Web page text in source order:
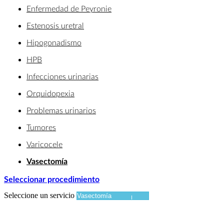
Enfermedad de Peyronie
Estenosis uretral
Hipogonadismo
HPB
Infecciones urinarias
Orquidopexia
Problemas urinarios
Tumores
Varicocele
Vasectomía
Seleccionar procedimiento
Seleccione un servicio